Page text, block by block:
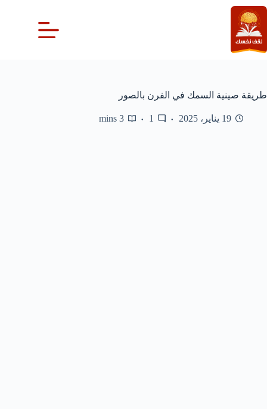
التجاوز
إلى
المحتوى
طريقة صينية السمك في الفرن بالصور
19 يناير، 2025 1
3 mins